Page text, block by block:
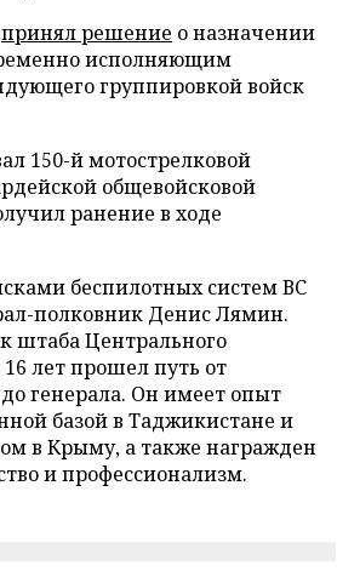
принял решение о назначении
исполняющим
группировкой войск
150-й мотострелковой
общевойсковой
ранение в ходе
беспилотных систем ВС
полковник Денис Лямин.
штаба Центрального
16 лет прошел путь от
генерала. Он имеет опыт
базой в Таджикистане и
в Крыму, а также награжден
и профессионализм.